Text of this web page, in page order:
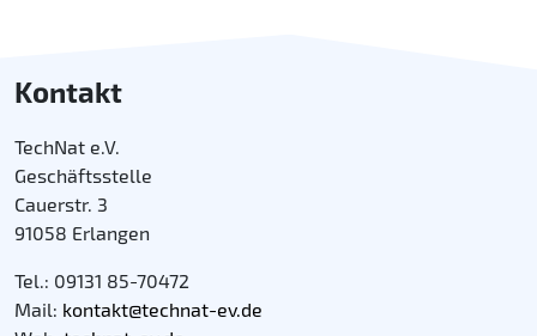
Kontakt
TechNat e.V.
Geschäftsstelle
Cauerstr. 3
91058 Erlangen
Tel.: 09131 85-70472
Mail: kontakt@technat-ev.de